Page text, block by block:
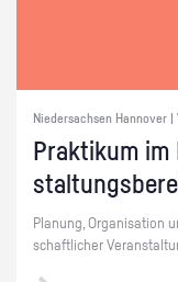
Niedersachsen Hannover
Prak­ti­kum
Pla­nung, Or­ga­ni­sa­ti­on
schaft­li­cher